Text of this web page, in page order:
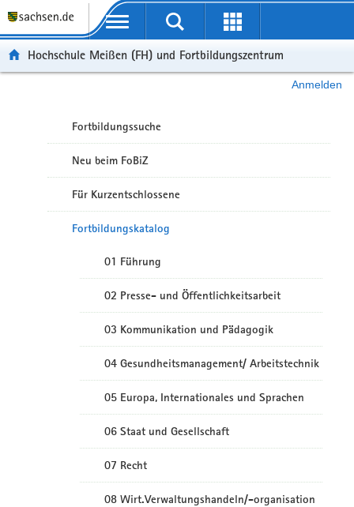
Portalübergreifende Navigation
Hochschule Meißen (FH) und Fortbildungszentrum
Anmelden
Fortbildungssuche
Neu beim FoBiZ
Für Kurzentschlossene
Fortbildungskatalog
01 Führung
02 Presse- und Öffentlichkeitsarbeit
03 Kommunikation und Pädagogik
04 Gesundheitsmanagement/ Arbeitstechnik
05 Europa, Internationales und Sprachen
06 Staat und Gesellschaft
07 Recht
08 Wirt.Verwaltungshandeln/-organisation